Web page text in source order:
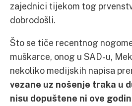
zajednici tijekom tog
dobrodošli.
Što se tiče recentnog
muškarce, onog u SAD-u,
nekoliko medijskih napisa
vezane uz nošenje traka u
nisu dopuštene ni ove